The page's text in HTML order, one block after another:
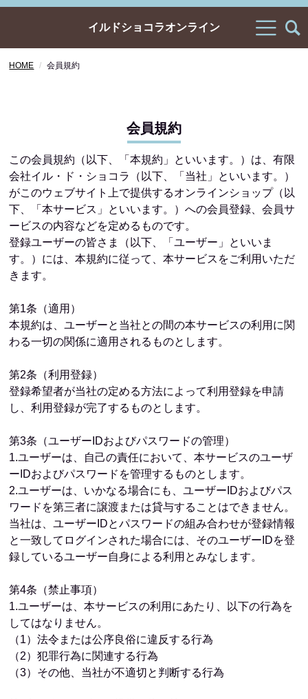
イルドショコラオンライン
HOME 会員規約
会員規約
この会員規約（以下、「本規約」といいます。）は、有限
会社イル・ド・ショコラ（以下、「当社」といいます。）
がこのウェブサイト上で提供するオンラインショップ（以
下、「本サービス」といいます。）への会員登録、会員サ
ービスの内容などを定めるものです。
登録ユーザーの皆さま（以下、「ユーザー」といいま
す。）には、本規約に従って、本サービスをご利用いただ
きます。
第1条（適用）
本規約は、ユーザーと当社との間の本サービスの利用に関
わる一切の関係に適用されるものとします。
第2条（利用登録）
登録希望者が当社の定める方法によって利用登録を申請
し、利用登録が完了するものとします。
第3条（ユーザーIDおよびパスワードの管理）
1.ユーザーは、自己の責任において、本サービスのユーザ
ーIDおよびパスワードを管理するものとします。
2.ユーザーは、いかなる場合にも、ユーザーIDおよびパス
ワードを第三者に譲渡または貸与することはできません。
当社は、ユーザーIDとパスワードの組み合わせが登録情報
と一致してログインされた場合には、そのユーザーIDを登
録しているユーザー自身による利用とみなします。
第4条（禁止事項）
1.ユーザーは、本サービスの利用にあたり、以下の行為を
してはなりません。
（1）法令または公序良俗に違反する行為
（2）犯罪行為に関連する行為
（3）その他、当社が不適切と判断する行為